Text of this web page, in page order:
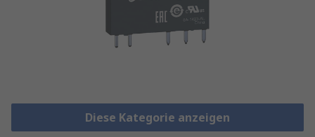
Diese Kategorie anzeigen